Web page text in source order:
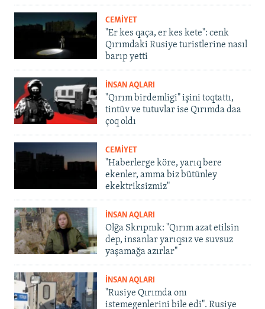
CEMİYET
"Er kes qaça, er kes kete": cenk
Qırımdaki Rusiye turistlerine nasıl
barıp yetti
İNSAN AQLARI
"Qırım birdemligi" işini toqtattı,
tintüv ve tutuvlar ise Qırımda daa
çoq oldı
CEMİYET
"Haberlerge köre, yarıq bere
ekenler, amma biz bütünley
ekektriksizmiz"
İNSAN AQLARI
Olğa Skrıpnık: "Qırım azat etilsin
dep, insanlar yarıqsız ve suvsuz
yaşamağa azırlar"
İNSAN AQLARI
"Rusiye Qırımda onı
istemegenlerini bile edi". Rusiye